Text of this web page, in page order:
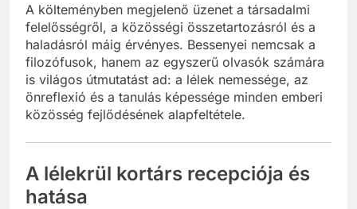
A költeményben megjelenő üzenet a társadalmi
felelősségről, a közösségi összetartozásról és a
haladásról máig érvényes. Bessenyei nemcsak a
filozófusok, hanem az egyszerű olvasók számára
is világos útmutatást ad: a lélek nemessége, az
önreflexió és a tanulás képessége minden emberi
közösség fejlődésének alapfeltétele.
A lélekrül kortárs recepciója és
hatása